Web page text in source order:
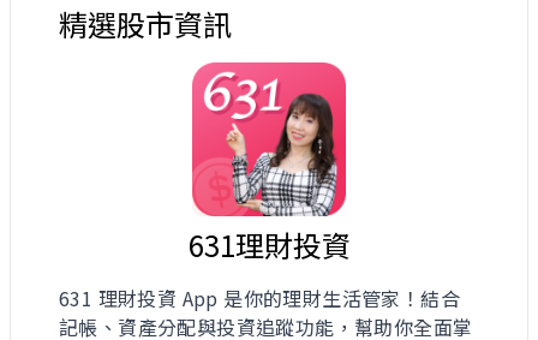
精選股市資訊
631理財投資
631 理財投資 App 是你的理財生活管家！結合
記帳、資產分配與投資追蹤功能，幫助你全面掌